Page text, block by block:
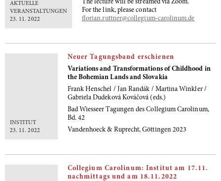
AKTUELLE
VERANSTALTUNGEN
23. 11. 2022
The lecture will be streamed via Zoom.
For the link, please contact
florian.ruttner@collegium‐carolinum.de
INSTITUT
23. 11. 2022
Neuer Tagungsband erschienen
Variations and Transformations of Childhood in
the Bohemian Lands and Slovakia
Frank Henschel / Jan Randák / Martina Winkler /
Gabriela Dudeková Kováčová (eds.)
Bad Wiesseer Tagungen des Collegium Carolinum,
Bd. 42
Vandenhoeck & Ruprecht, Göttingen 2023
Collegium Carolinum: Institut am 17.11.
nachmittags und am 18.11.2022